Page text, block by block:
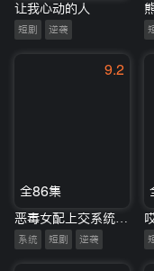
让我心动的人
短剧 逆袭
9.2
全86集
系统 短剧 逆袭